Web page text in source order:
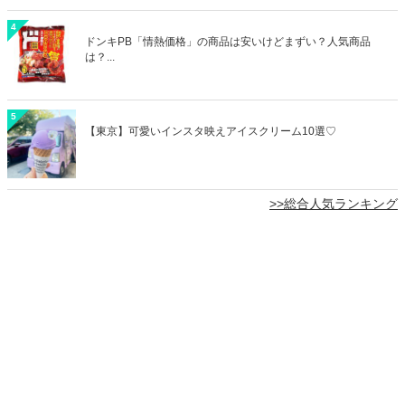
4
ドンキPB「情熱価格」の商品は安いけどまずい？人気商品
は？...
5
【東京】可愛いインスタ映えアイスクリーム10選♡
>>総合人気ランキング